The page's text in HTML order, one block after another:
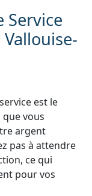
Service
est le
vous
argent
pas à attendre
ce qui
pour vos